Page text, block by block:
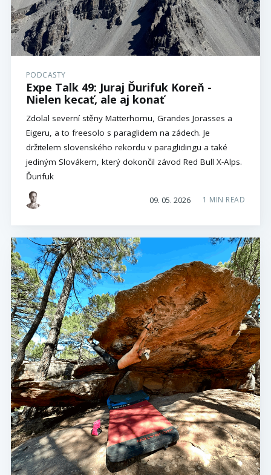
PODCASTY
Expe Talk 49: Juraj Ďurifuk Koreň -
Nielen kecať, ale aj konať
Zdolal severní stěny Matterhornu, Grandes Jorasses a
Eigeru, a to freesolo s paraglidem na zádech. Je
držitelem slovenského rekordu v paraglidingu a také
jediným Slovákem, který dokončil závod Red Bull X-Alps.
Ďurifuk
09. 05. 2026 1 MIN READ